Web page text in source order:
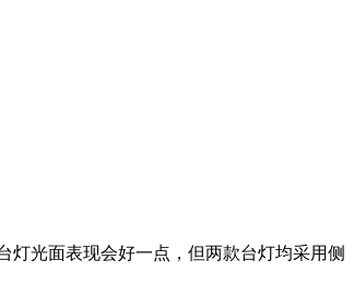
光面表现会好一点，但两款台灯均采用侧